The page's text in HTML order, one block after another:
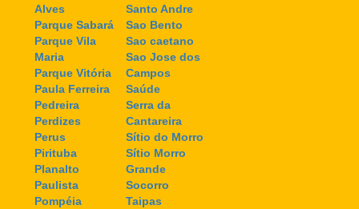
Alves
Parque Sabará
Parque Vila
Maria
Parque Vitória
Paula Ferreira
Pedreira
Perdizes
Perus
Pirituba
Planalto
Paulista
Pompéia
Santo Andre
Sao Bento
Sao caetano
Sao Jose dos
Campos
Saúde
Serra da
Cantareira
Sítio do Morro
Sítio Morro
Grande
Socorro
Taipas